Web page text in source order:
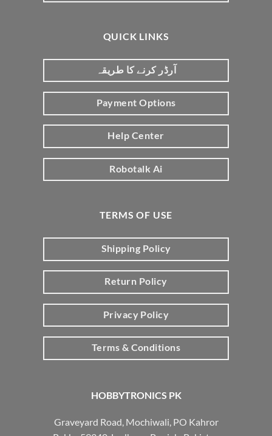
HOBBYTRONICS PK
Graveyard Road, Mochiwali, PO Kahror
QUICK LINKS
آرڈر کرنے کا طریقہ
Payment Options
Help Center
Robotalk Ai
TERMS OF USE
Shipping Policy
Return Policy
Privacy Policy
Terms & Conditions